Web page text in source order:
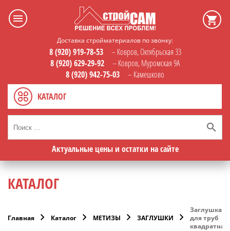
Доставка стройматериалов по звонку:
8 (920) 919-78-53
– Ковров, Октябрьская 33
8 (920) 629-29-92
– Ковров, Муромская 9А
8 (920) 942-75-03
– Камешково
КАТАЛОГ
Актуальные цены и остатки на сайте
КАТАЛОГ
Главная Каталог МЕТИЗЫ ЗАГЛУШКИ
Заглушка
для труб
квадратная